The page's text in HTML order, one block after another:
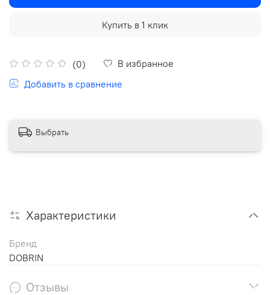
(0)
В избранное
Добавить в сравнение
Купить в 1 клик
Выбрать
Характеристики
Бренд
DOBRIN
Отзывы